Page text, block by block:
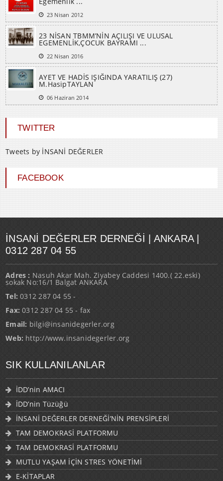
23 Nisan 2012
23 NİSAN TBMM’NİN AÇILIŞI VE ULUSAL
EGEMENLİK,ÇOCUK BAYRAMI ...
22 Nisan 2016
AYET VE HADİS IŞIĞINDA YARATILIŞ (27)
M.HasipTAYLAN
06 Haziran 2014
TWITTER
Tweets by İNSANİ DEĞERLER
FACEBOOK
İNSANI DEĞERLER DERNEĞI | ANKARA |
0312 287 04 55
Adres : Nasuh Akar Mah. Ziyabey Caddesi 1400.( 22.eski)
sokak No:16/1 Balgat ANKARA
Tel: 0312 287 04 55 -
Fax: 0312 287 04 55 - fax
Email: bilgi@insanidegerler.org
Web: http://www.insanidegerler.org
SIK KULLANILANLAR
İDD’nin AMACI
İDD’nin Tüzüğü
İNSANİ DEĞERLER DERNEĞİ’NİN PRENSİPLERİ
TAM DEMOKRASİ PLATFORMU
TAM DEMOKRASİ PLATFORMU
MUTLU YAŞAM İÇİN STRES YÖNETİMİ
E-KİTAPLAR